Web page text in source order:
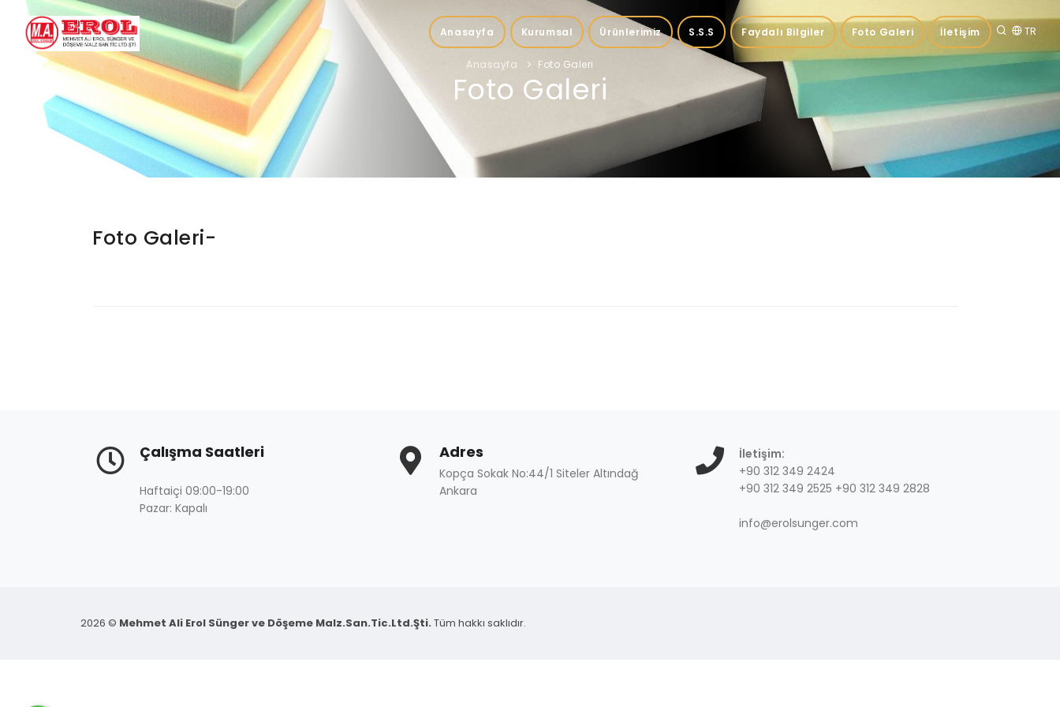
TR
Anasayfa Kurumsal Ürünlerimiz S.S.S Faydalı Bilgiler Foto Galeri İletişim
Anasayfa Foto Galeri
Foto Galeri
Foto Galeri-
Çalışma Saatleri
Haftaiçi 09:00-19:00
Pazar: Kapalı
Adres
Kopça Sokak No:44/1 Siteler Altındağ
Ankara
İletişim:
+90 312 349 2424
+90 312 349 2525 +90 312 349 2828
info@erolsunger.com
2026 © Mehmet Ali Erol Sünger ve Döşeme Malz.San.Tic.Ltd.Şti. Tüm hakkı saklıdır.